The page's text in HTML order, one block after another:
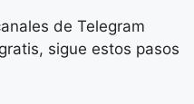
de Telegram
sigue estos pasos